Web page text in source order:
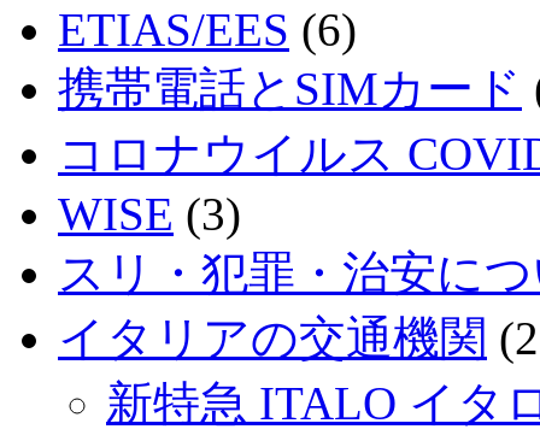
ETIAS/EES (6)
携帯電話とSIMカード
コロナウイルス
WISE (3)
スリ・犯罪・治安に
イタリアの交通機関
新特急 ITALO イタ